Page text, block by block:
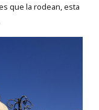
que la rodean, esta